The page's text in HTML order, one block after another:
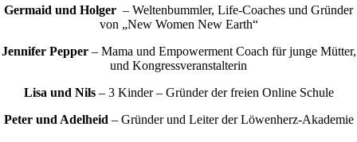
Germaid und Holger – Weltenbummler, Life-Coaches und Gründer
von „New Women New Earth“
Jennifer Pepper– Mama und Empowerment Coach für junge Mütter,
und Kongressveranstalterin
Lisa und Nils– 3 Kinder – Gründer der freien Online Schule
Peter und Adelheid – Gründer und Leiter der Löwenherz-Akademie